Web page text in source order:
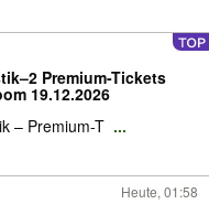
Premium-Tickets
19.12.2026
– Premium-T ...
Heute, 01:58